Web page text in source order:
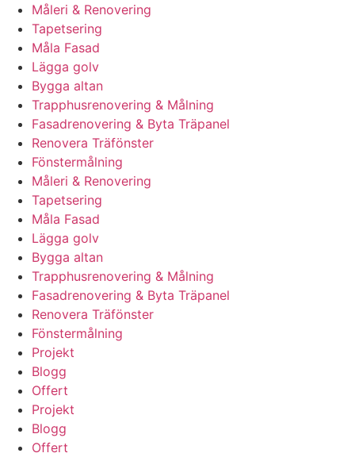
Måleri & Renovering
Tapetsering
Måla Fasad
Lägga golv
Bygga altan
Trapphusrenovering & Målning
Fasadrenovering & Byta Träpanel
Renovera Träfönster
Fönstermålning
Måleri & Renovering
Tapetsering
Måla Fasad
Lägga golv
Bygga altan
Trapphusrenovering & Målning
Fasadrenovering & Byta Träpanel
Renovera Träfönster
Fönstermålning
Projekt
Blogg
Offert
Projekt
Blogg
Offert